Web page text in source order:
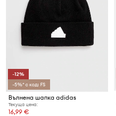
-12%
-5%* с код: FS
Вълнена шапка adidas
Текуща цена:
16,99 €